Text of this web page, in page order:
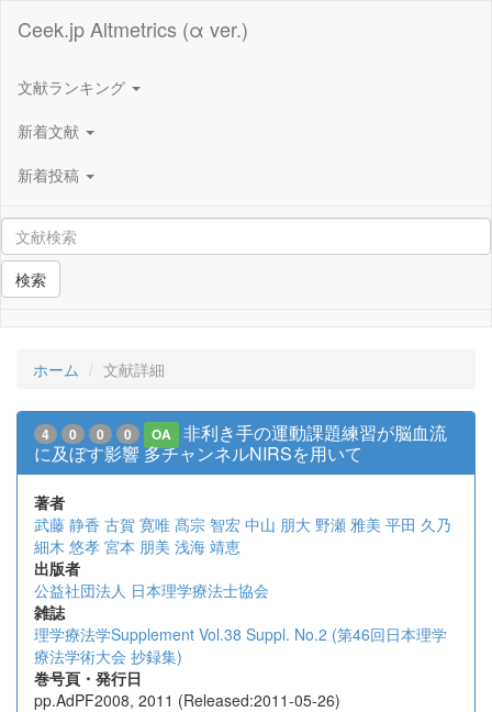
Ceek.jp Altmetrics (α ver.)
文献ランキング
新着文献
新着投稿
検索
ホーム 文献詳細
4 0 0 0 OA
非利き手の運動課題練習が脳血流
に及ぼす影響 多チャンネルNIRSを用いて
著者
武藤 静香 古賀 寛唯 髙宗 智宏 中山 朋大 野瀬 雅美 平田 久乃
細木 悠孝 宮本 朋美 浅海 靖恵
出版者
公益社団法人 日本理学療法士協会
雑誌
理学療法学Supplement Vol.38 Suppl. No.2 (第46回日本理学
療法学術大会 抄録集)
巻号頁・発行日
pp.AdPF2008, 2011 (Released:2011-05-26)